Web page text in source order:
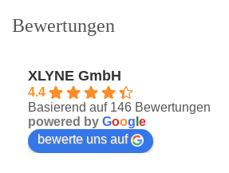
Bewertungen
XLYNE GmbH
4.4
Basierend auf 146 Bewertungen
powered by Goog e
bewerte uns auf